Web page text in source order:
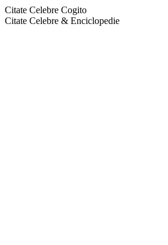
Citate Celebre Cogito
Citate Celebre & Enciclopedie